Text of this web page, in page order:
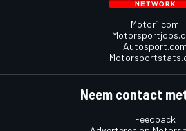
Motor1.com
Autosport.com
Neem contact
Feedback